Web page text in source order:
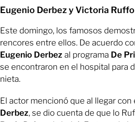
Eugenio Derbez y Victoria
Este domingo, los famosos
rencores entre ellos. De acuerdo
Eugenio Derbez al programa De
se encontraron en el hospital para
nieta.
El actor mencionó que al llegar con
Derbez, se dio cuenta de que lo